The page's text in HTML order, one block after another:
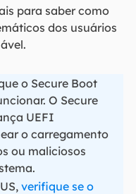
para saber como
dos usuários
o Secure Boot
O Secure
UEFI
o carregamento
ou maliciosos
verifique se o